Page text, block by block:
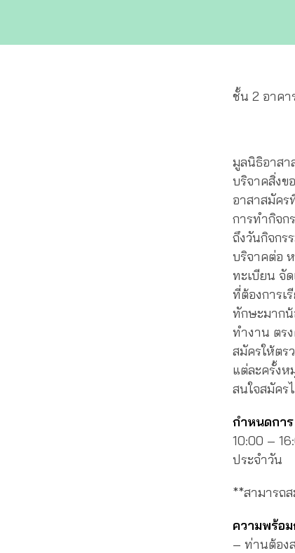
ชั้น 2 อาคา
มูลนิธิอาสา
บริจาคสิ่งข
อาสาสมัคร
การทำกิจก
ถึงวันกิจกร
บริจาคต่อ
ทะเบียน จั
ที่ต้องการเ
ทักษะมากน้
ทำงาน ตร
สมัครให้ตร
แต่ละครั้ง
สนใจสมัคร
กำหนดการ
10:00 –
ประจำวัน
**สามารถ
ความพร้อ
– ท่านต้อง